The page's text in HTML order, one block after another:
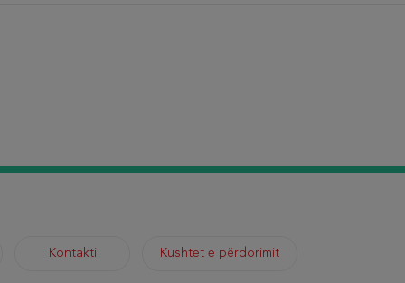
Kontakti Kushtet e përdorimit